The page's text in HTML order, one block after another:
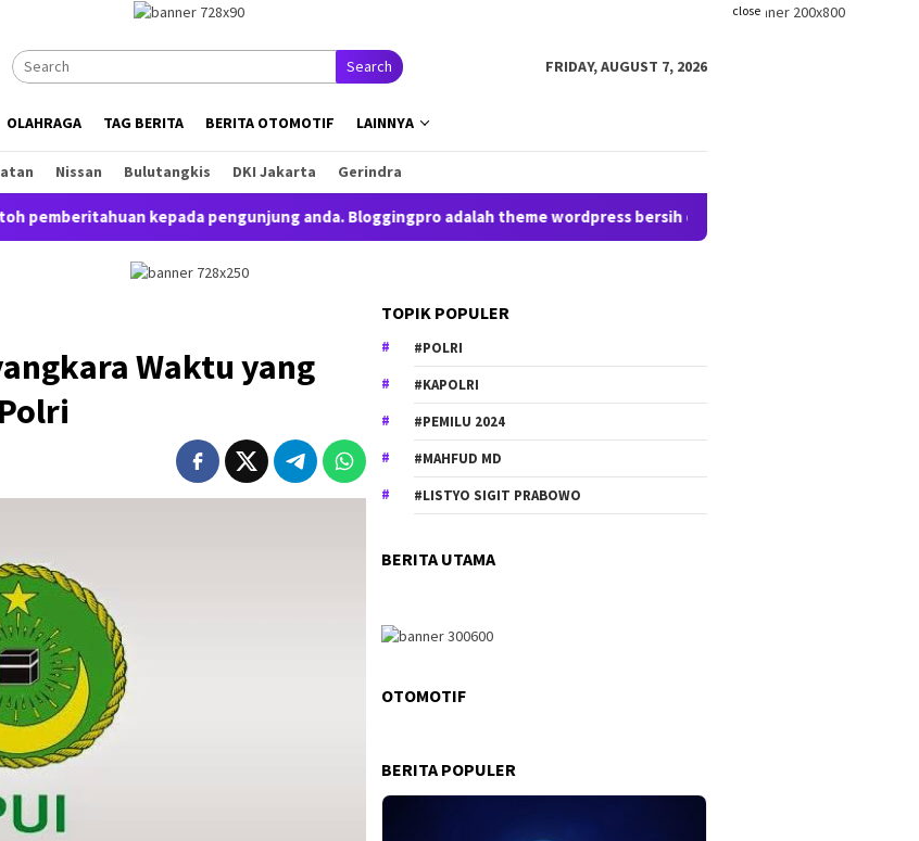
close
Search FRIDAY, AUGUST 7, 2026
OLAHRAGA TAG BERITA BERITA OTOMOTIF LAINNYA
Nissan Bulutangkis DKI Jakarta Gerindra
kepada pengunjung anda. Bloggingpro adalah theme wordpress bersih dan seo friendly, untuk melakukan
Waktu yang
TOPIK POPULER
#POLRI
#KAPOLRI
#PEMILU 2024
#MAHFUD MD
#LISTYO SIGIT PRABOWO
BERITA UTAMA
OTOMOTIF
BERITA POPULER